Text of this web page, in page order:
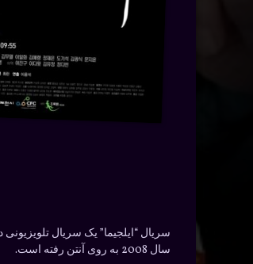
سال 2008 به روی آنتن رفته است.